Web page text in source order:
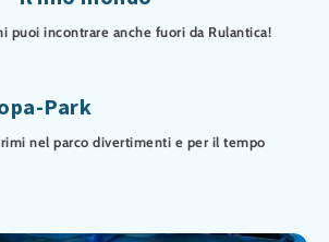
puoi incontrare anche fuori da Rulantica!
Park
nel parco divertimenti e per il tempo